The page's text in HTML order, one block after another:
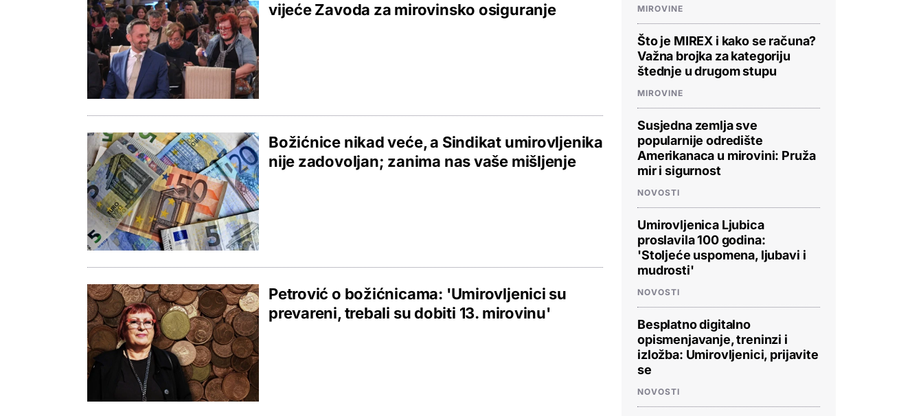
vijeće Zavoda za mirovinsko osiguranje
Božićnice nikad veće, a Sindikat umirovljenika
nije zadovoljan; zanima nas vaše mišljenje
Petrović o božićnicama: 'Umirovljenici su
prevareni, trebali su dobiti 13. mirovinu'
MIROVINE
Što je MIREX i kako se računa?
Važna brojka za kategoriju
štednje u drugom stupu
MIROVINE
Susjedna zemlja sve
popularnije odredište
Amerikanaca u mirovini: Pruža
mir i sigurnost
NOVOSTI
Umirovljenica Ljubica
proslavila 100 godina:
'Stoljeće uspomena, ljubavi i
mudrosti'
NOVOSTI
Besplatno digitalno
opismenjavanje, treninzi i
izložba: Umirovljenici, prijavite
se
NOVOSTI